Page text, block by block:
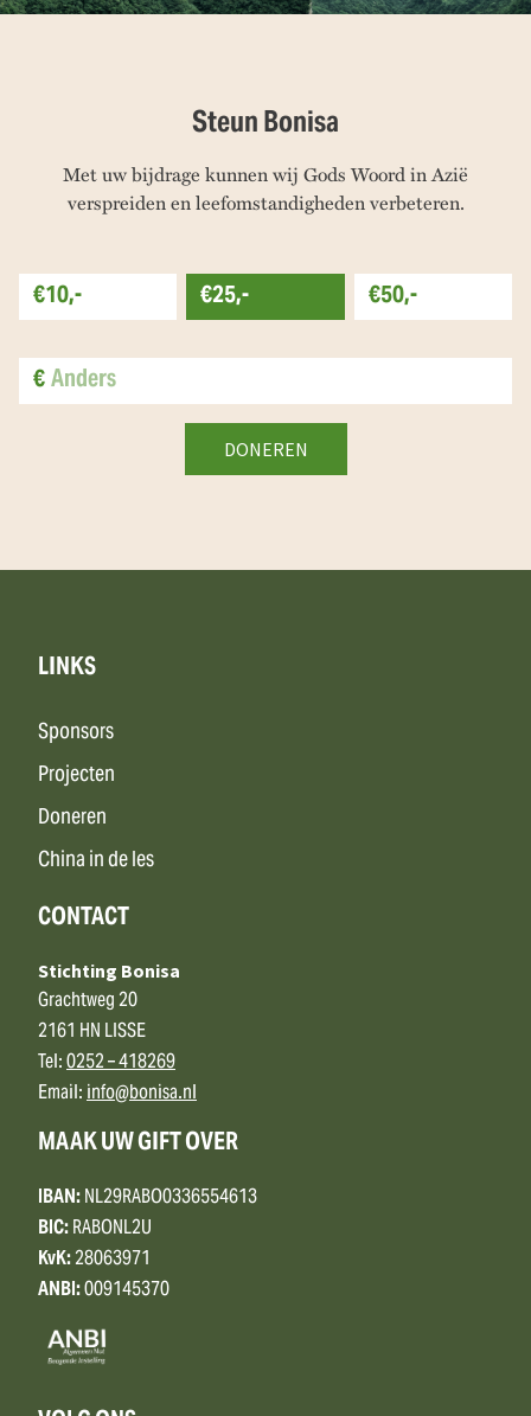
Steun Bonisa
Met uw bijdrage kunnen wij Gods Woord in Azië
verspreiden en leefomstandigheden verbeteren.
€10,- €25,-
€50,-
€
LINKS
Sponsors
Projecten
Doneren
China in de les
CONTACT
Stichting Bonisa
Grachtweg 20
2161 HN LISSE
Tel:0252 – 418269
Email:info@bonisa.nl
MAAK UW GIFT OVER
IBAN:NL29RABO0336554613
BIC:RABONL2U
KvK:28063971
ANBI:009145370